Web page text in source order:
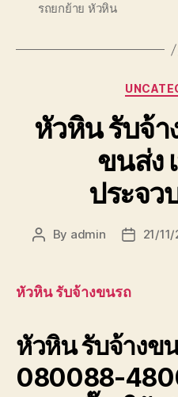
รถยกย้าย หัวหิน
หัวหิน รับจ้
ขนส่ง
ประจว
Post
By admin
Post21/
หัวหิน รับจ้างขนรถ
หัวหิน รับจ้างข
080088-